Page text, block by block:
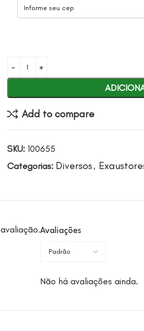
Add to compare
SKU: 100655
Categorias: Diversos,
Avaliações
Não há avaliações ainda.